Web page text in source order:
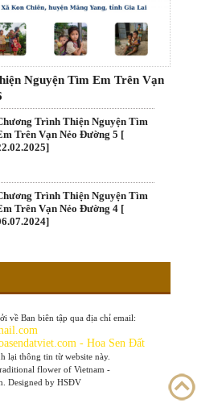
Nguyện Tìm Em Trên Vạn
Trình Thiện Nguyện Tìm
Trên Vạn Nẻo Đường 5 [
Trình Thiện Nguyện Tìm
Trên Vạn Nẻo Đường 4 [
về Ban biên tập qua địa chỉ email:
- Hoa Sen Đất
lại thông tin từ website này.
flower of Vietnam -
Designed by HSĐV